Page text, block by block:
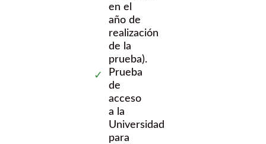
en el
año de
realización
de la
prueba).
Prueba
de
acceso
a la
Universidad
para